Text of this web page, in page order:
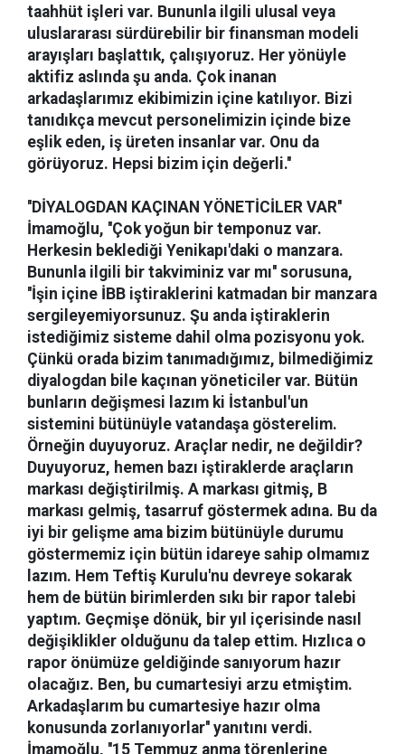
taahhüt işleri var. Bununla ilgili ulusal veya
uluslararası sürdürebilir bir finansman modeli
arayışları başlattık, çalışıyoruz. Her yönüyle
aktifiz aslında şu anda. Çok inanan
arkadaşlarımız ekibimizin içine katılıyor. Bizi
tanıdıkça mevcut personelimizin içinde bize
eşlik eden, iş üreten insanlar var. Onu da
görüyoruz. Hepsi bizim için değerli.''
''DİYALOGDAN KAÇINAN YÖNETİCİLER VAR''
İmamoğlu, ''Çok yoğun bir temponuz var.
Herkesin beklediği Yenikapı'daki o manzara.
Bununla ilgili bir takviminiz var mı'' sorusuna,
''İşin içine İBB iştiraklerini katmadan bir manzara
sergileyemiyorsunuz. Şu anda iştiraklerin
istediğimiz sisteme dahil olma pozisyonu yok.
Çünkü orada bizim tanımadığımız, bilmediğimiz
diyalogdan bile kaçınan yöneticiler var. Bütün
bunların değişmesi lazım ki İstanbul'un
sistemini bütünüyle vatandaşa gösterelim.
Örneğin duyuyoruz. Araçlar nedir, ne değildir?
Duyuyoruz, hemen bazı iştiraklerde araçların
markası değiştirilmiş. A markası gitmiş, B
markası gelmiş, tasarruf göstermek adına. Bu da
iyi bir gelişme ama bizim bütünüyle durumu
göstermemiz için bütün idareye sahip olmamız
lazım. Hem Teftiş Kurulu'nu devreye sokarak
hem de bütün birimlerden sıkı bir rapor talebi
yaptım. Geçmişe dönük, bir yıl içerisinde nasıl
değişiklikler olduğunu da talep ettim. Hızlıca o
rapor önümüze geldiğinde sanıyorum hazır
olacağız. Ben, bu cumartesiyi arzu etmiştim.
Arkadaşlarım bu cumartesiye hazır olma
konusunda zorlanıyorlar'' yanıtını verdi.
İmamoğlu, ''15 Temmuz anma törenlerine